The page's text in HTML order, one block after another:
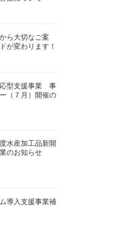
ら大切なご案
が変わります！
型支援事業 事
（７月）開催の
水産加工品新開
のお知らせ
導入支援事業補